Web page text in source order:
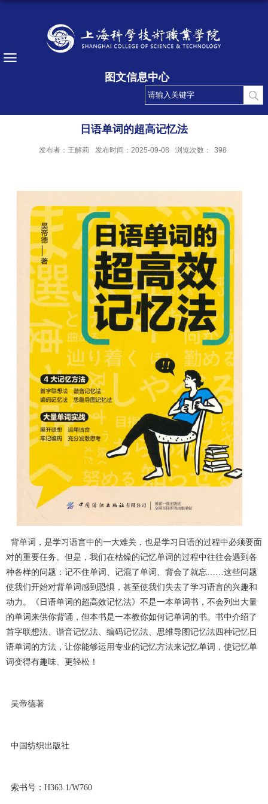
图文信息中心
日语单词的超高记忆法
发布者：王解莉 发布时间：2025-09-08 浏览次数： 398
背单词，是学习语言中的一大难关，也是学习日语的过程中必须要面
对的重要任务。但是，我们在枯燥的记忆单词的过程中往往会遇到各
种各样的问题：记不住单词、记混了单词、背会了就忘……这些问题
使我们开始对背单词感到恐惧，甚至使我们失去了学习语言的兴趣和
动力。《日语单词的超高效记忆法》不是一本单词书，不会列出大量
的单词来供你背诵，但本书是一本教你如何记单词的书。书中介绍了
首字联想法、谐音记忆法、编码记忆法、思维导图记忆法四种记忆日
语单词的方法，让你能够运用专业的记忆方法来记忆单词，使记忆单
词变得有趣味、更轻松！
吴帝德著
中国纺织出版社
索书号： H363.1/W760